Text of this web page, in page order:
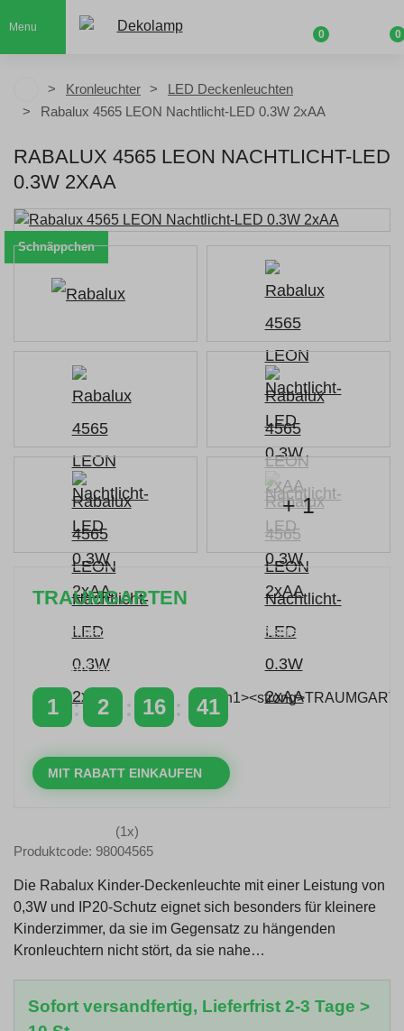
Menu
0 0
Kronleuchter
LED Deckenleuchten
Rabalux 4565 LEON Nachtlicht-LED 0.3W 2xAA
RABALUX 4565 LEON NACHTLICHT-LED
0.3W 2XAA
Schnäppchen
+ 1
TRAUMGARTEN
Zeitlich begrenzter 20 % Rabatt auf Bestellungen
mit dem Code: VIP20DE
1 2 16 40
MIT RABATT EINKAUFEN
(1x)
Produktcode: 98004565
Die Rabalux Kinder-Deckenleuchte mit einer Leistung von
0,3W und IP20-Schutz eignet sich besonders für kleinere
Kinderzimmer, da sie im Gegensatz zu hängenden
Kronleuchtern nicht stört, da sie nahe…
Sofort versandfertig, Lieferfrist 2-3 Tage >